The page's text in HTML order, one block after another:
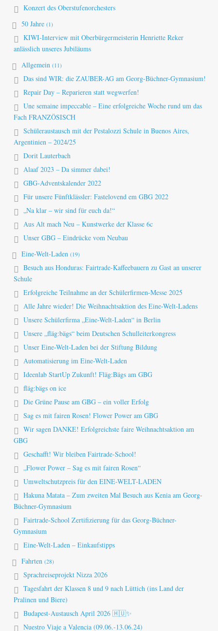
Konzert des Oberstufenorchesters
50 Jahre (1)
KIWI-Interview mit Oberbürgermeisterin Henriette Reker
anlässlich unseres Jubiläums
Allgemein (11)
Das sind WIR: die ZAUBER-AG am Georg-Büchner-Gymnasium!
Repair Day – Reparieren statt wegwerfen!
Une semaine impeccable – Eine erfolgreiche Woche rund um das
Fach FRANZÖSISCH
Schüleraustausch mit der Pestalozzi Schule in Buenos Aires,
Argentinien – 2024/25
Dorit Lauterbach
Alaaf 2023 – Da simmer dabei!
GBG-Adventskalender 2022
Für unsere Fünftklässler: Fastelovend em GBG 2022
„Na klar – wir sind für euch da!“
Aus Alt mach Neu – Kunstwerke der Klasse 6c
Unser GBG – Eindrücke vom Neubau
Eine-Welt-Laden (19)
Besuch aus Honduras: Fairtrade-Kaffeebauern zu Gast an unserer
Schule
Erfolgreiche Teilnahme an der Schülerfirmen-Messe 2025
Alle Jahre wieder! Die Weihnachtsaktion des Eine-Welt-Ladens
Unsere Schülerfirma „Eine-Welt-Laden“ in Berlin
Unsere „fläg:bägs“ beim Deutschen Schulleiterkongress
Unser Eine-Welt-Laden bei der Stiftung Bildung
Automatisierung im Eine-Welt-Laden
Ideenlab StartUp Zukunft! Fläg:Bägs am GBG
fläg:bägs on ice
Die Grüne Pause am GBG – ein voller Erfolg
Sag es mit fairen Rosen! Flower Power am GBG
Wir sagen DANKE! Erfolgreichste faire Weihnachtsaktion am
GBG
Geschafft! Wir bleiben Fairtrade-School!
„Flower Power – Sag es mit fairen Rosen“
Umweltschutzpreis für den EINE-WELT-LADEN
Hakuna Matata – Zum zweiten Mal Besuch aus Kenia am Georg-
Büchner-Gymnasium
Fairtrade-School Zertifizierung für das Georg-Büchner-
Gymnasium
Eine-Welt-Laden – Einkaufstipps
Fahrten (28)
Sprachreiseprojekt Nizza 2026
Tagesfahrt der Klassen 8 und 9 nach Lüttich (ins Land der
Pralinen und Biere)
Budapest-Austausch April 2026 🇭🇺✨
Nuestro Viaje a Valencia (09.06.-13.06.24)